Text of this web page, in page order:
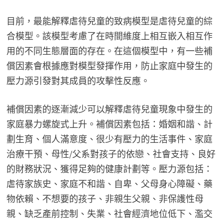
目前，最能解釋虐待兒童的致病模型是虐待兒童的綜
合模型。該模型考慮了在時間維度上相互嵌入相互作
用的不同生態層面的存在。在這個模型中，有一些補
償因素會根據應對模型發揮作用，防止家庭中發生的
壓力源引發對其成員的攻擊性反應。
補償因素的逐漸減少可以解釋虐待兒童現象中發生的
家庭暴力螺旋式上升。補償因素包括：婚姻和諧、計
劃生育、個人滿意度、很少有壓力的生活事件、家庭
治療干預、母性/父系對孩子的依戀、社會支持、良好
的財務狀況、獲得足夠的健康計劃等。壓力源包括：
虐待家族史、家庭不和諧、自卑、父母身心障礙、藥
物依賴、不想要的孩子、非親生父親、非保護性母
親、缺乏產前控制、失業、社會經濟地位低下、濫交